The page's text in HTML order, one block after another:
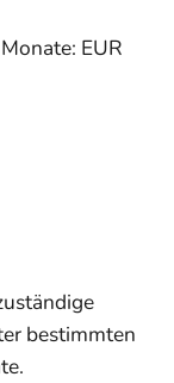
EUR
bestimmten